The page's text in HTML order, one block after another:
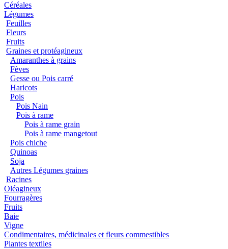
Céréales
Légumes
Feuilles
Fleurs
Fruits
Graines et protéagineux
Amaranthes à grains
Fèves
Gesse ou Pois carré
Haricots
Pois
Pois Nain
Pois à rame
Pois à rame grain
Pois à rame mangetout
Pois chiche
Quinoas
Soja
Autres Légumes graines
Racines
Oléagineux
Fourragères
Fruits
Baie
Vigne
Condimentaires, médicinales et fleurs commestibles
Plantes textiles